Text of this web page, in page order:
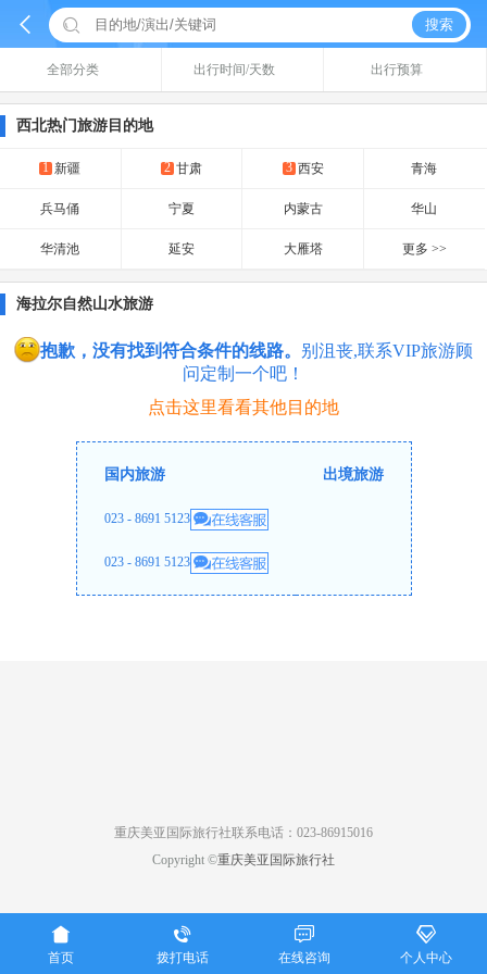
  搜索
全部分类 出行时间/天数 出行预算
西北热门旅游目的地
1 新疆 2 甘肃 3 西安 青海
兵马俑 宁夏 内蒙古 华山
华清池 延安 大雁塔 更多 >>
海拉尔自然山水旅游
抱歉，没有找到符合条件的线路。 别沮丧,联系VIP旅游顾
问定制一个吧！
点击这里看看其他目的地
国内旅游
023 - 8691 5123
023 - 8691 5123
出境旅游
重庆美亚国际旅行社联系电话：023-86915016
Copyright ©重庆美亚国际旅行社

首页

拨打电话

在线咨询

个人中心